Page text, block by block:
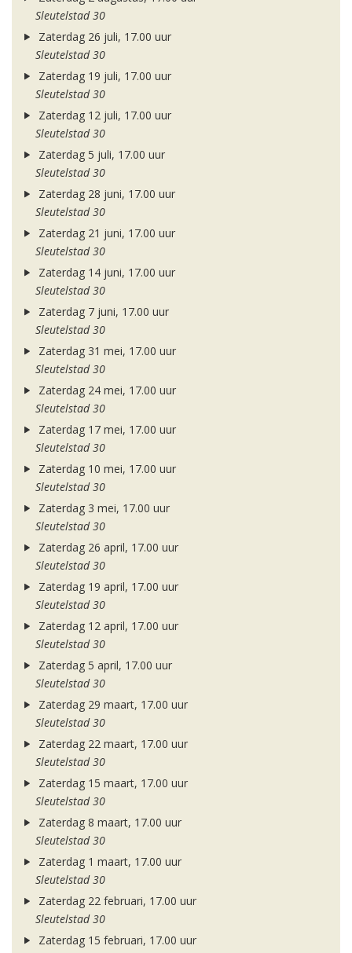
Sleutelstad 30
Zaterdag 26 juli, 17.00 uur
Sleutelstad 30
Zaterdag 19 juli, 17.00 uur
Sleutelstad 30
Zaterdag 12 juli, 17.00 uur
Sleutelstad 30
Zaterdag 5 juli, 17.00 uur
Sleutelstad 30
Zaterdag 28 juni, 17.00 uur
Sleutelstad 30
Zaterdag 21 juni, 17.00 uur
Sleutelstad 30
Zaterdag 14 juni, 17.00 uur
Sleutelstad 30
Zaterdag 7 juni, 17.00 uur
Sleutelstad 30
Zaterdag 31 mei, 17.00 uur
Sleutelstad 30
Zaterdag 24 mei, 17.00 uur
Sleutelstad 30
Zaterdag 17 mei, 17.00 uur
Sleutelstad 30
Zaterdag 10 mei, 17.00 uur
Sleutelstad 30
Zaterdag 3 mei, 17.00 uur
Sleutelstad 30
Zaterdag 26 april, 17.00 uur
Sleutelstad 30
Zaterdag 19 april, 17.00 uur
Sleutelstad 30
Zaterdag 12 april, 17.00 uur
Sleutelstad 30
Zaterdag 5 april, 17.00 uur
Sleutelstad 30
Zaterdag 29 maart, 17.00 uur
Sleutelstad 30
Zaterdag 22 maart, 17.00 uur
Sleutelstad 30
Zaterdag 15 maart, 17.00 uur
Sleutelstad 30
Zaterdag 8 maart, 17.00 uur
Sleutelstad 30
Zaterdag 1 maart, 17.00 uur
Sleutelstad 30
Zaterdag 22 februari, 17.00 uur
Sleutelstad 30
Zaterdag 15 februari, 17.00 uur